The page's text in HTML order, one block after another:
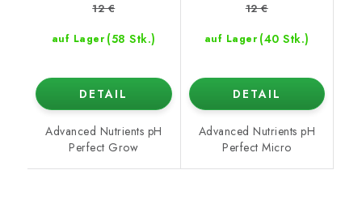
auf Lager (58 Stk.)
12 €
DETAIL
Advanced Nutrients pH
Perfect Grow
auf Lager (40 Stk.)
12 €
DETAIL
Advanced Nutrients pH
Perfect Micro